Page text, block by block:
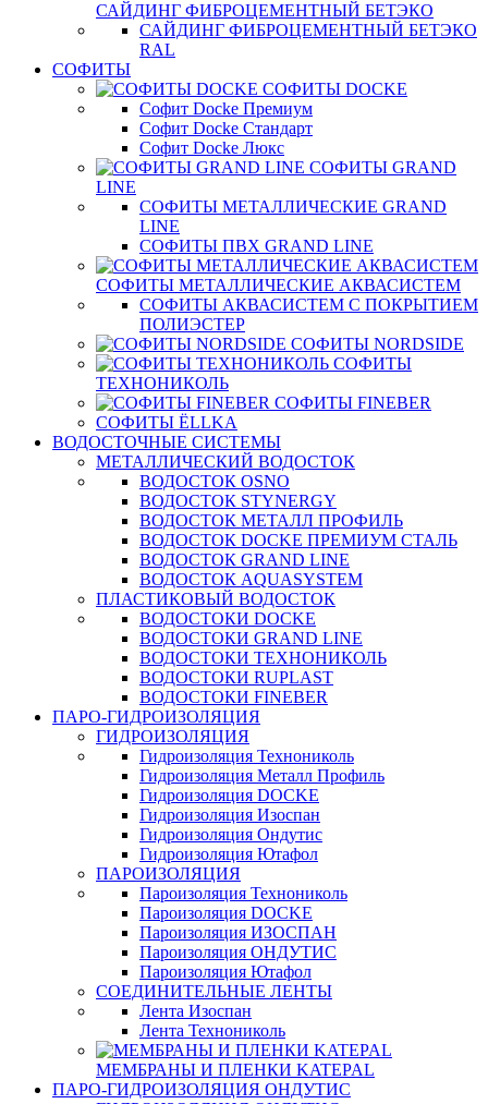
САЙДИНГ ФИБРОЦЕМЕНТНЫЙ БЕТЭКО
САЙДИНГ ФИБРОЦЕМЕНТНЫЙ БЕТЭКО
RAL
СОФИТЫ
СОФИТЫ DOCKE
Софит Docke Премиум
Софит Docke Стандарт
Софит Docke Люкс
СОФИТЫ GRAND
LINE
СОФИТЫ МЕТАЛЛИЧЕСКИЕ GRAND
LINE
СОФИТЫ ПВХ GRAND LINE
СОФИТЫ МЕТАЛЛИЧЕСКИЕ АКВАСИСТЕМ
СОФИТЫ АКВАСИСТЕМ С ПОКРЫТИЕМ
ПОЛИЭСТЕР
СОФИТЫ NORDSIDE
СОФИТЫ
ТЕХНОНИКОЛЬ
СОФИТЫ FINEBER
СОФИТЫ ЁLLKA
ВОДОСТОЧНЫЕ СИСТЕМЫ
МЕТАЛЛИЧЕСКИЙ ВОДОСТОК
ВОДОСТОК OSNO
ВОДОСТОК STYNERGY
ВОДОСТОК МЕТАЛЛ ПРОФИЛЬ
ВОДОСТОК DOCKE ПРЕМИУМ СТАЛЬ
ВОДОСТОК GRAND LINE
ВОДОСТОК AQUASYSTEM
ПЛАСТИКОВЫЙ ВОДОСТОК
ВОДОСТОКИ DOCKE
ВОДОСТОКИ GRAND LINE
ВОДОСТОКИ ТЕХНОНИКОЛЬ
ВОДОСТОКИ RUPLAST
ВОДОСТОКИ FINEBER
ПАРО-ГИДРОИЗОЛЯЦИЯ
ГИДРОИЗОЛЯЦИЯ
Гидроизоляция Технониколь
Гидроизоляция Металл Профиль
Гидроизоляция DOCKE
Гидроизоляция Изоспан
Гидроизоляция Ондутис
Гидроизоляция Ютафол
ПАРОИЗОЛЯЦИЯ
Пароизоляция Технониколь
Пароизоляция DOCKE
Пароизоляция ИЗОСПАН
Пароизоляция ОНДУТИС
Пароизоляция Ютафол
СОЕДИНИТЕЛЬНЫЕ ЛЕНТЫ
Лента Изоспан
Лента Технониколь
МЕМБРАНЫ И ПЛЕНКИ KATEPAL
ПАРО-ГИДРОИЗОЛЯЦИЯ ОНДУТИС